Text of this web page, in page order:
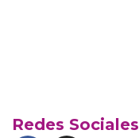
Redes Sociales